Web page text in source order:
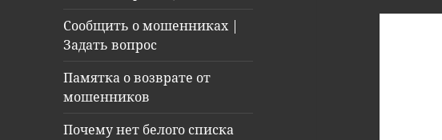
Сообщить о мошенниках |
Задать вопрос
Памятка о возврате от
мошенников
Почему нет белого списка